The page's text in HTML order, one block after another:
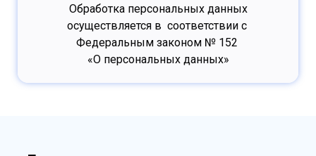
Обработка персональных данных
осуществляется в соответствии с
Федеральным законом № 152
«О персональных данных»